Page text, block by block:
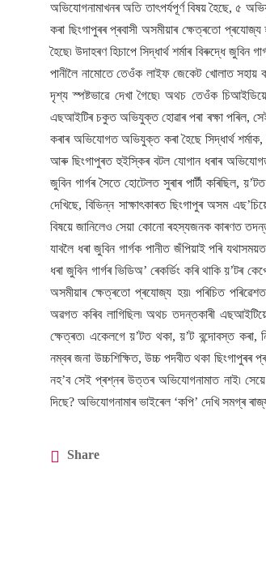
অভিযোগনামাখনৰ অতি তাৎপৰ্যপূৰ্ণ বিষয় হৈছে, ৫
কৰা ছিংগাপুৰৰ প্ৰবাসী অসমীয়াৰ ক্ষেত্ৰতো
হৈছে৷ উদাহৰণ হিচাপে সিদ্ধাৰ্থ শৰ্মাৰ বিৰুদ্ধে
পানীলৈ নামোতে তেওঁক লাইফ জেকেট খোলাত সহায়
দৃশ্য স্পষ্টভাৱে দেখা গৈছে৷ অথচ তেওঁক
এছআইটিৰ চকুত অভিযুক্ত হোৱাৰ পৰা ৰক্ষা পৰিল,
কৰাৰ অভিযোগত অভিযুক্ত কৰা হৈছে সিদ্ধাৰ্থ
আৰু ছিংগাপুৰত হুইস্কিৰ বটল যোগান ধৰাৰ
জুবিন গাৰ্গৰ সৈতে হোটেলত সুৰাৰ পাৰ্টী কৰিছিল,
দেখিছে, বিভিন্ন সাক্ষাৎকাৰত ছিংগাপুৰ অসম
বিষয়ে জানিলেও সেয়া কোনো ৰহস্যজনক কাৰণত
যাবলৈ ধৰা জুবিন গাৰ্গক পানীত জঁপিয়াই পৰি
ধৰা জুবিন গাৰ্গৰ ভিডিঅ’ ৰেকৰ্ডিং কৰি থাকি
অসমীয়াৰ ক্ষেত্ৰতো প্ৰযোজ্য হয়৷ পৰিচিত
অৱগত কৰিব লাগিছিল৷ অথচ তদন্তকাৰী
ক্ষেত্ৰত৷ একেলগে য়’টত থকা, য়’ট বন্দোবস্ত কৰা,
নম্বৰ জনা উচ্চশিক্ষিত, উচ্চ পদবীত থকা ছিংগাপুৰৰ
নহ’ব সেই প্ৰশ্নৰ উত্তৰ অভিযোগনামাত নাই৷ সেয়ে
দিছে? অভিযোগনামাৰ ভাইৰেল ‘কপি’ দেখি সমগ্ৰ
Share